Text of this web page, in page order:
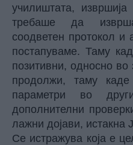
училиштата,
требаше да
соодветен протокол и
постапуваме. Таму
позитивни, односно во
продолжи, таму
параметри во
дополнителни
лажни дојави, истакна
Се истражува која е